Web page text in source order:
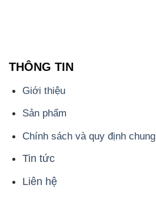
THÔNG TIN
Giới thiệu
Sản phẩm
Chính sách và quy định chung
Tin tức
Liên hệ